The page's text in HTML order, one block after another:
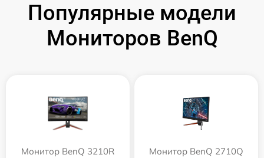
Популярные модели
Мониторов BenQ
Монитор BenQ 3210R Монитор BenQ 2710Q